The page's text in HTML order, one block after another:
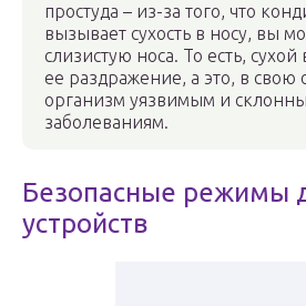
простуда – из-за того, что
вызывает сухость в носу, вы
слизистую носа. То есть,
ее раздражение, а это, в свою
организм уязвимым и
заболеваниям.
Безопасные режимы
устройств